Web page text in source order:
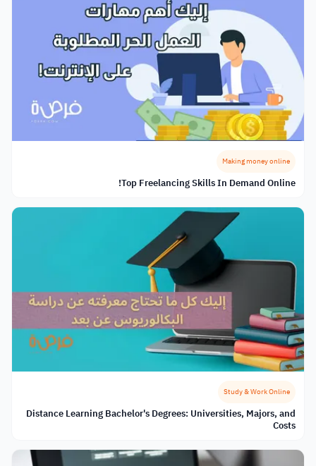
Making money online
Top Freelancing Skills In Demand Online!
Study & Work Online
Distance Learning Bachelor's Degrees: Universities, Majors, and
Costs